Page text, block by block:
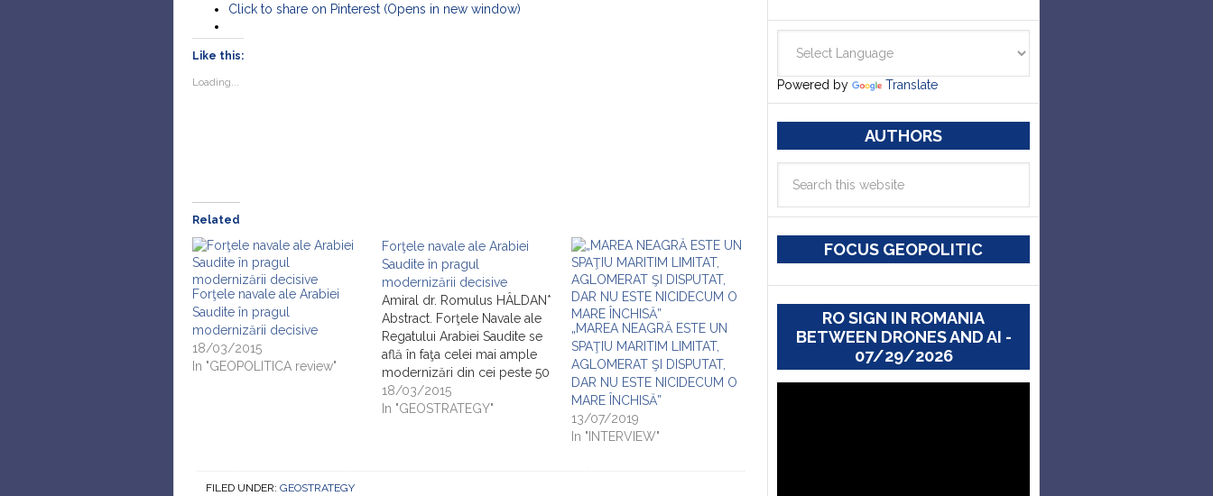
Click to share on Pinterest (Opens in new window)
Like this:
Loading...
Related
Forţele navale ale Arabiei
Saudite în pragul
modernizării decisive
18/03/2015
In "GEOPOLITICA review"
Forţele navale ale Arabiei
Saudite în pragul
modernizării decisive
Amiral dr. Romulus HÂLDAN*
Abstract. Forţele Navale ale
Regatului Arabiei Saudite se
află în faţa celei mai ample
modernizări din cei peste 50
de ani de existenţă şi
opţiunile ce vor fi validate
18/03/2015
In "GEOSTRATEGY"
„MAREA NEAGRĂ ESTE UN
SPAŢIU MARITIM LIMITAT,
AGLOMERAT ŞI DISPUTAT,
DAR NU ESTE NICIDECUM O
MARE ÎNCHISĂ”
13/07/2019
In "INTERVIEW"
FILED UNDER: GEOSTRATEGY
Powered by Translate
AUTHORS
FOCUS GEOPOLITIC
RO SIGN IN ROMANIA
BETWEEN DRONES AND AI -
07/29/2026